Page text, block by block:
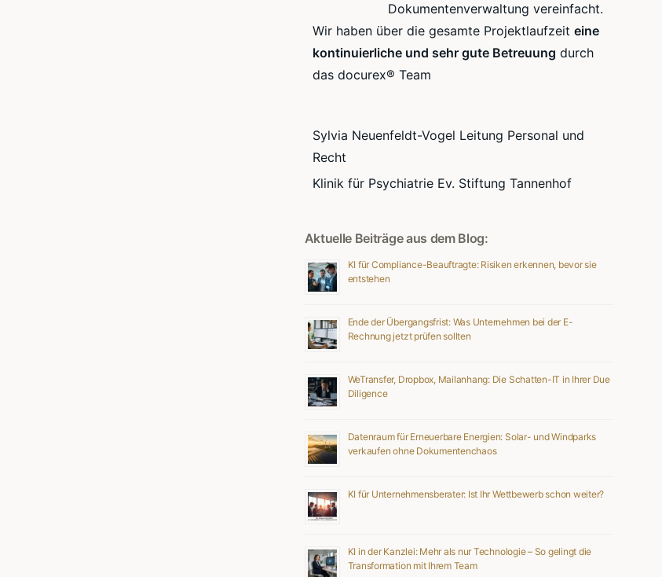
Dokumentenverwaltung vereinfacht.
Wir haben über die gesamte Projektlaufzeit eine
kontinuierliche und sehr gute Betreuung durch
das docurex® Team
Sylvia Neuenfeldt-Vogel Leitung Personal und
Recht
Klinik für Psychiatrie Ev. Stiftung Tannenhof
Aktuelle Beiträge aus dem Blog:
KI für Compliance-Beauftragte: Risiken erkennen, bevor sie
entstehen
Ende der Übergangsfrist: Was Unternehmen bei der E-
Rechnung jetzt prüfen sollten
WeTransfer, Dropbox, Mailanhang: Die Schatten-IT in Ihrer Due
Diligence
Datenraum für Erneuerbare Energien: Solar- und Windparks
verkaufen ohne Dokumentenchaos
KI für Unternehmensberater: Ist Ihr Wettbewerb schon weiter?
KI in der Kanzlei: Mehr als nur Technologie – So gelingt die
Transformation mit Ihrem Team